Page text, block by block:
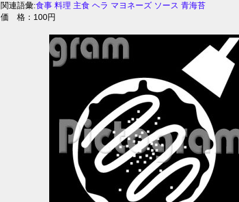
関連語彙:食事 料理 主食 ヘラ マヨネーズ ソース 青海苔
価 格：100円